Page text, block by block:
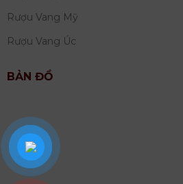
Rượu Vang Mỹ
Rượu Vang Úc
BẢN ĐỒ